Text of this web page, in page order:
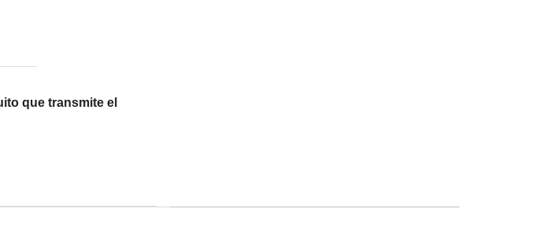
que transmite el